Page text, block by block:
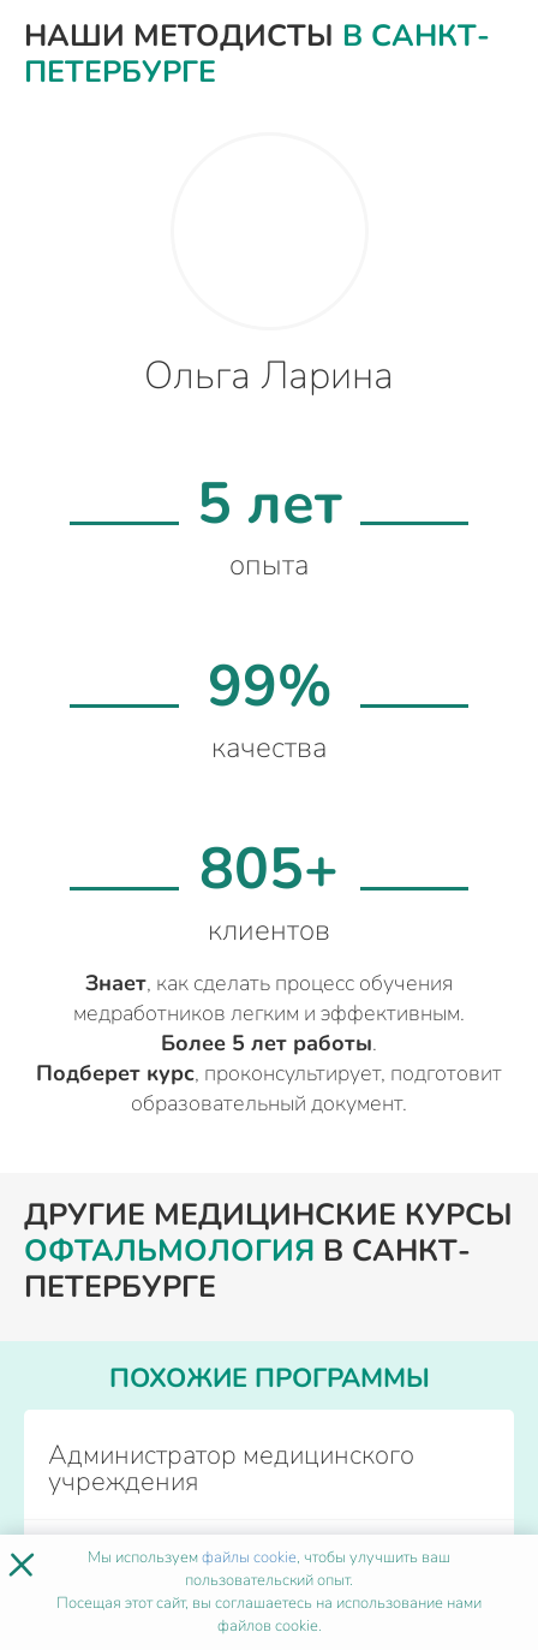
НАШИ МЕТОДИСТЫ В САНКТ-
ПЕТЕРБУРГЕ
Ольга Ларина
5 лет
опыта
99%
качества
805+
клиентов
Знает, как сделать процесс обучения
медработников легким и эффективным.
Более 5 лет работы.
Подберет курс, проконсультирует, подготовит
образовательный документ.
ДРУГИЕ МЕДИЦИНСКИЕ КУРСЫ
ОФТАЛЬМОЛОГИЯ В САНКТ-
ПЕТЕРБУРГЕ
ПОХОЖИЕ ПРОГРАММЫ
Администратор медицинского
учреждения
Форма обучения
Дистанционно
Количество часов
Начало обучения
Каждый день
× Мы используемфайлы cookie, чтобы улучшить ваш
пользовательский опыт.
Посещая этот сайт, вы соглашаетесь на использование нами
файлов cookie.